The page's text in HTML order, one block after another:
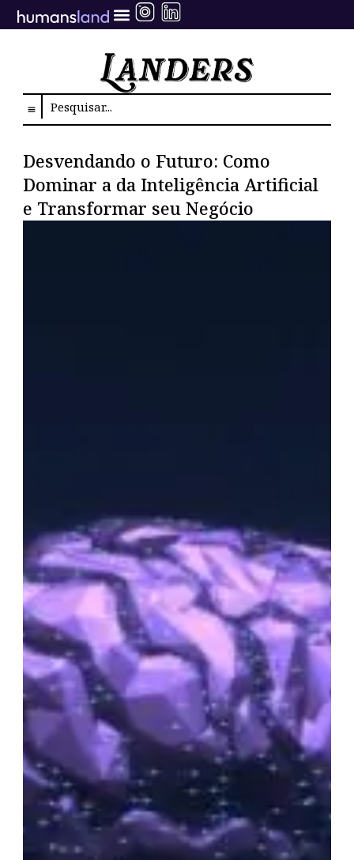
para
Search
Desvendando o Futuro: Como
Dominar a da Inteligência Artificial
e Transformar seu Negócio